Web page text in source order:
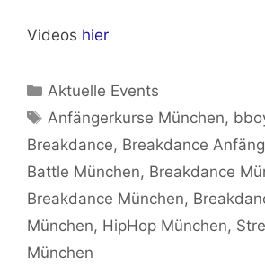
Videos hier
Kategorien
Aktuelle Events
Schlagwörter
Anfängerkurse München,
Breakdance, Breakdance
Battle München, Breakdance
Breakdance München,
München, HipHop München,
München